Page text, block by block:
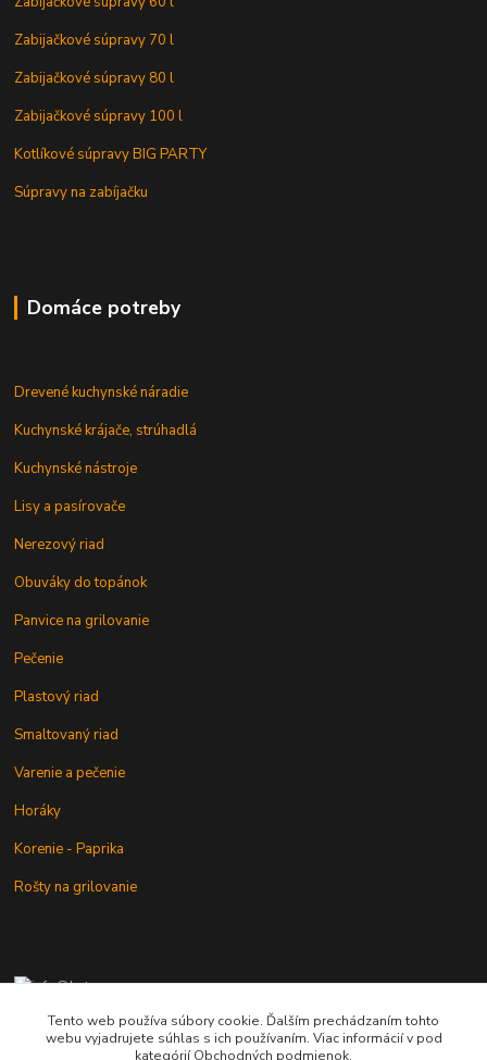
Zabijačkové súpravy 70 l
Zabijačkové súpravy 80 l
Zabijačkové súpravy 100 l
Kotlíkové súpravy BIG PARTY
Súpravy na zabíjačku
Domáce potreby
Drevené kuchynské náradie
Kuchynské krájače, strúhadlá
Kuchynské nástroje
Lisy a pasírovače
Nerezový riad
Obuváky do topánok
Panvice na grilovanie
Pečenie
Plastový riad
Smaltovaný riad
Varenie a pečenie
Horáky
Korenie - Paprika
Rošty na grilovanie
+421 902 212 007
od 8:00 - do 16:00 hod
Tento web používa súbory cookie. Ďalším prechádzaním tohto
webu vyjadrujete súhlas s ich používaním. Viac informácií v pod
kategórií Obchodných podmienok.